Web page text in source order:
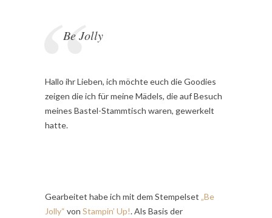
Be Jolly
Hallo ihr Lieben, ich möchte euch die Goodies
zeigen die ich für meine Mädels, die auf Besuch
meines Bastel-Stammtisch waren, gewerkelt
hatte.
Gearbeitet habe ich mit dem Stempelset „Be
Jolly“ von Stampin’ Up!. Als Basis der